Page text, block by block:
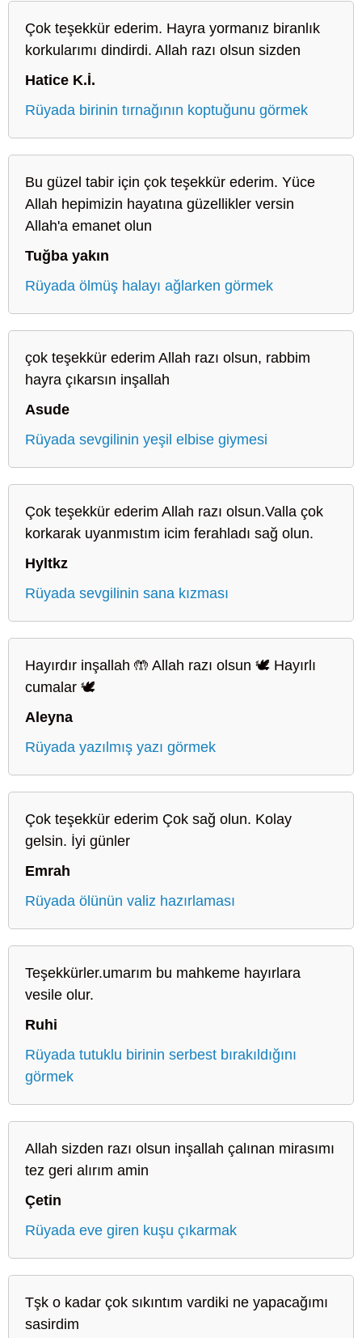
Çok teşekkür ederim. Hayra yormanız biranlık
korkularımı dindirdi. Allah razı olsun sizden
Hatice K.İ.
Rüyada birinin tırnağının koptuğunu görmek
Bu güzel tabir için çok teşekkür ederim. Yüce
Allah hepimizin hayatına güzellikler versin
Allah'a emanet olun
Tuğba yakın
Rüyada ölmüş halayı ağlarken görmek
çok teşekkür ederim Allah razı olsun, rabbim
hayra çıkarsın inşallah
Asude
Rüyada sevgilinin yeşil elbise giymesi
Çok teşekkür ederim Allah razı olsun.Valla çok
korkarak uyanmıstım icim ferahladı sağ olun.
Hyltkz
Rüyada sevgilinin sana kızması
Hayırdır inşallah 🤲 Allah razı olsun 🕊️ Hayırlı
cumalar 🕊️
Aleyna
Rüyada yazılmış yazı görmek
Çok teşekkür ederim Çok sağ olun. Kolay
gelsin. İyi günler
Emrah
Rüyada ölünün valiz hazırlaması
Teşekkürler.umarım bu mahkeme hayırlara
vesile olur.
Ruhi
Rüyada tutuklu birinin serbest bırakıldığını
görmek
Allah sizden razı olsun inşallah çalınan mirasımı
tez geri alırım amin
Çetin
Rüyada eve giren kuşu çıkarmak
Tşk o kadar çok sıkıntım vardiki ne yapacağımı
sasirdim